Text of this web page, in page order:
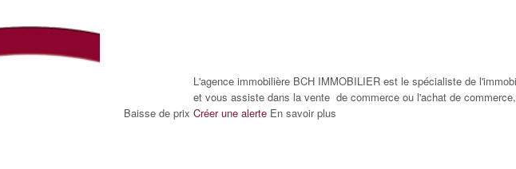
Baisse de prix
L'agence immobilière BCH IMMOBILIER est le spécialiste de
et vous assiste dans la vente de commerce ou l'achat de
Créer une alerte En savoir plus